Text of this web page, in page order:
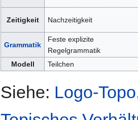
Zeitigkeit Nachzeitigkeit
Grammatik
Feste explizite
Regelgrammatik
Modell
Teilchen
Siehe: Logo-Topo